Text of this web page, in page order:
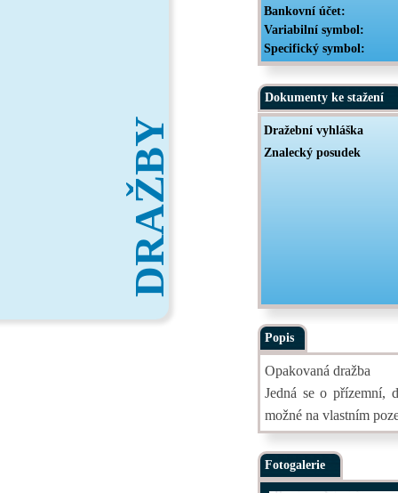
DRAŽBY
Bankovní účet:
Variabilní symbol:
Specifický symbol:
Dokumenty ke stažení
Dražební vyhláška
Znalecký posudek
Popis
Opakovaná dražba
Jedná se o přízemní,
možné na vlastním
Fotogalerie